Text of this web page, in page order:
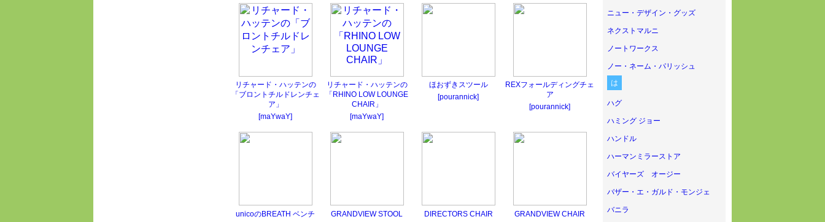
リチャード・ハッテンの
「ブロントチルドレンチェ
ア」
[maYwaY]
リチャード・ハッテンの
「RHINO LOW LOUNGE
CHAIR」
[maYwaY]
ほおずきスツール
[pourannick]
REXフォールディングチェ
ア
[pourannick]
unicoのBREATH ベンチ
GRANDVIEW STOOL
DIRECTORS CHAIR
GRANDVIEW CHAIR
ニュー・デザイン・グッズ
ネクストマルニ
ノートワークス
ノー・ネーム・パリッシュ
は
ハグ
ハミング ジョー
ハンドル
ハーマンミラーストア
バイヤーズ オージー
バザー・エ・ガルド・モンジェ
バニラ